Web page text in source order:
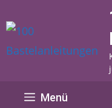
Inhalt
springen
Menü